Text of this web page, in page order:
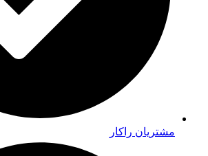
مشتریان راکار